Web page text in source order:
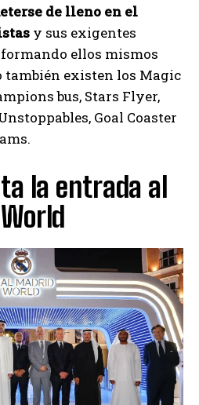
de lleno en el
y sus exigentes
ellos mismos
también existen los Magic
bus, Stars Flyer,
Goal Coaster
la entrada al